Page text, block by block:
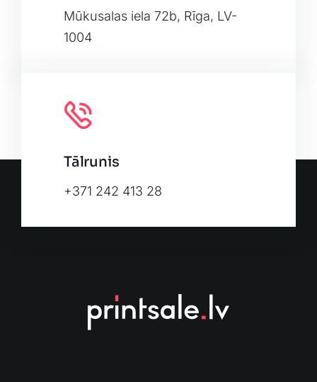
OpenStreetMap, under ODbL.
Mūkusalas iela 72b, Rīga, LV-
1004
Tālrunis
+371 242 413 28